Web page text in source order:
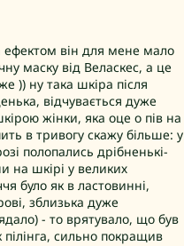
ефектом він для мене мало
маску від Веласкес, а це
)) ну така шкіра після
відчувається дуже
жінки, яка оце о пів на
в тривогу скажу більше: у
полопались дрібненькі-
на шкірі у великих
було як в ластовинні,
зблизька дуже
- то врятувало, що був
пілінга, сильно покращив